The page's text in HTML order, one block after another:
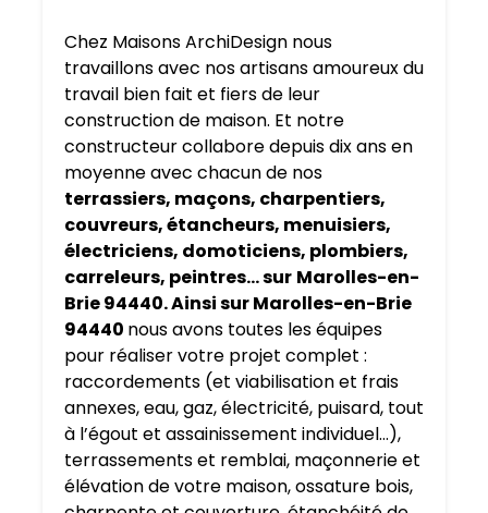
Chez Maisons ArchiDesign nous
travaillons avec nos artisans amoureux du
travail bien fait et fiers de leur
construction de maison. Et notre
constructeur collabore depuis dix ans en
moyenne avec chacun de nos
terrassiers, maçons, charpentiers,
couvreurs, étancheurs, menuisiers,
électriciens, domoticiens, plombiers,
carreleurs, peintres… sur Marolles-en-
Brie 94440. Ainsi sur Marolles-en-Brie
94440 nous avons toutes les équipes
pour réaliser votre projet complet :
raccordements (et viabilisation et frais
annexes, eau, gaz, électricité, puisard, tout
à l’égout et assainissement individuel…),
terrassements et remblai, maçonnerie et
élévation de votre maison, ossature bois,